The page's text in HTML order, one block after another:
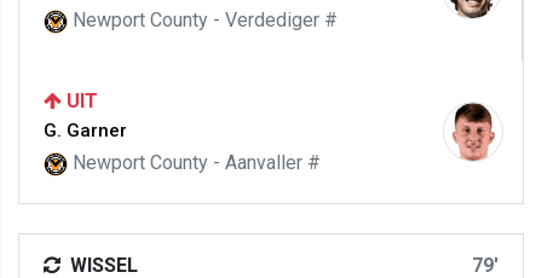
Newport County - Verdediger #
UIT
G. Garner
Newport County - Aanvaller #
WISSEL 79'